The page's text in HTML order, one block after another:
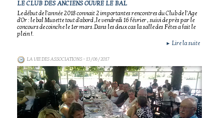
LE CLUB DES ANCIENS OUVRE LE BAL
Le début de l'année 2018 connait 2 importantes rencontres du Club de l'Age
d'Or : le bal Musette tout d'abord ,le vendredi 16 février , suivi de près par le
concours de coinche le 1er mars.Dans les deux cas la salle des Fêtes a fait le
plein !.
► Lire la suite
LA VIE DES ASSOCIATIONS- 13/06/2017